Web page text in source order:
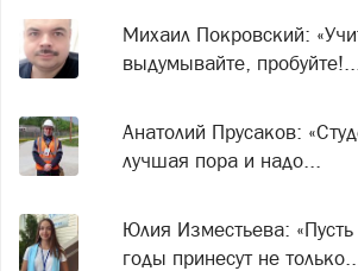
Михаил Покровский:
выдумывайте, пробуйте!...
Анатолий Прусаков:
лучшая пора и надо...
Юлия Изместьева: «Пусть
годы принесут не только...